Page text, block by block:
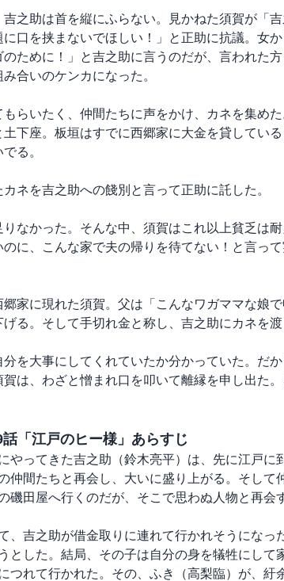
之助は首を縦にふらない。見かねた須賀が「吉
口を挟まないでほしい！」と正助に抗議。女か
ために！」と吉之助に言うのだが、言われた
合いのケンカになった。
らいたく、仲間たちに声をかけ、カネを集め
下座。板垣はすでに西郷家に大金を貸してい
る。
ネを吉之助への餞別と言って正助に託した。
なかった。そんな中、須賀はこれ以上貧乏は耐
に、こんな家で夫の帰りを待てない！と言っ
家に現れた須賀。父は「こんなワガママな娘で
る。そして手切れ金と称し、吉之助にカネを渡
を大事にしてくれていたか分かっていた。だ
は、わざと憎まれ口を叩いて離縁を申し出た
「江戸のヒー様」あらすじ
やってきた吉之助（鈴木亮平）は、先に江戸に
仲間たちと再会し、大いに盛り上がる。そして
磯田屋へ行くのだが、そこで思わぬ人物と再会
、吉之助が借金取りに連れて行かれそうになっ
とした。結局、その子は自分の身を犠牲にして
つれて行かれた。その、ふき（高梨臨）が、紆